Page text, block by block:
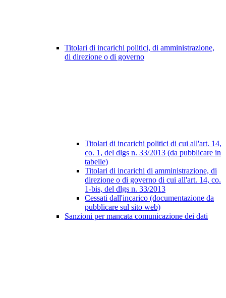
Titolari di incarichi politici, di amministrazione,
di direzione o di governo
Titolari di incarichi politici di cui all'art. 14,
co. 1, del dlgs n. 33/2013 (da pubblicare in
tabelle)
Titolari di incarichi di amministrazione, di
direzione o di governo di cui all'art. 14, co.
1-bis, del dlgs n. 33/2013
Cessati dall'incarico (documentazione da
pubblicare sul sito web)
Sanzioni per mancata comunicazione dei dati